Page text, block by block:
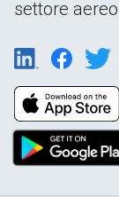
settore